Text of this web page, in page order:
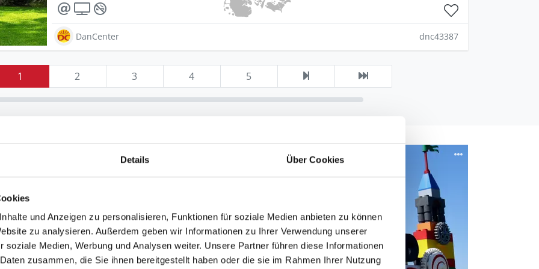
Details Über Cookies
und Anzeigen zu personalisieren, Funktionen für soziale Medien anbieten zu können
zu analysieren. Außerdem geben wir Informationen zu Ihrer Verwendung unserer
soziale Medien, Werbung und Analysen weiter. Unsere Partner führen diese Informationen
zusammen, die Sie ihnen bereitgestellt haben oder die sie im Rahmen Ihrer Nutzung
DanCenter dnc43387
1 2 3 4 5